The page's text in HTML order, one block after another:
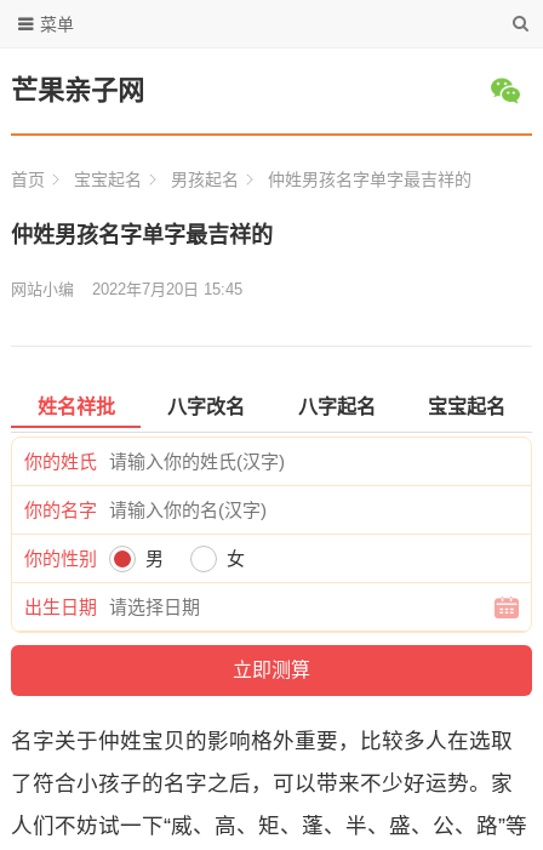
芒果亲子网
菜单
首页 宝宝起名 男孩起名 仲姓男孩名字单字最吉祥的
仲姓男孩名字单字最吉祥的
网站小编 2022年7月20日 15:45
姓名祥批 八字改名 八字起名 宝宝起名
你的姓氏
你的名字
你的性别 男 女
出生日期
名字关于仲姓宝贝的影响格外重要，比较多人在选取
了符合小孩子的名字之后，可以带来不少好运势。家
人们不妨试一下“威、高、矩、蓬、半、盛、公、路”等